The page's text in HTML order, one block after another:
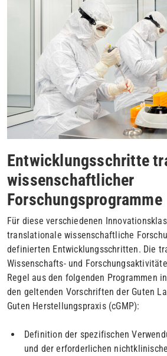
Entwicklungsschritte
wissenschaftlicher
Forschungsprogramme
Für diese verschiedenen
translationale wissenschaftliche
definierten Entwicklungsschritten. Die
Wissenschafts- und
Regel aus den folgenden Programmen
den geltenden Vorschriften der Guten
Guten Herstellungspraxis (cGMP):
Definition der spezifischen
und der erforderlichen